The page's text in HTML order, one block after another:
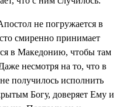
не погружается в
смиренно принимает
в Македонию, чтобы там
несмотря на то, что в
получилось исполнить
Богу, доверяет Ему и